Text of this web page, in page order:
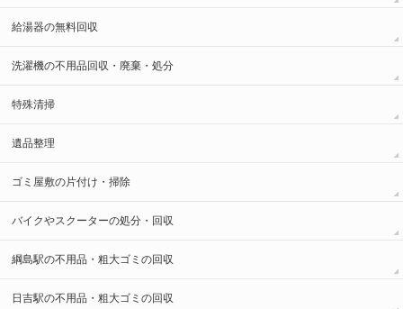
給湯器の無料回収
洗濯機の不用品回収・廃棄・処分
特殊清掃
遺品整理
ゴミ屋敷の片付け・掃除
バイクやスクーターの処分・回収
綱島駅の不用品・粗大ゴミの回収
日吉駅の不用品・粗大ゴミの回収